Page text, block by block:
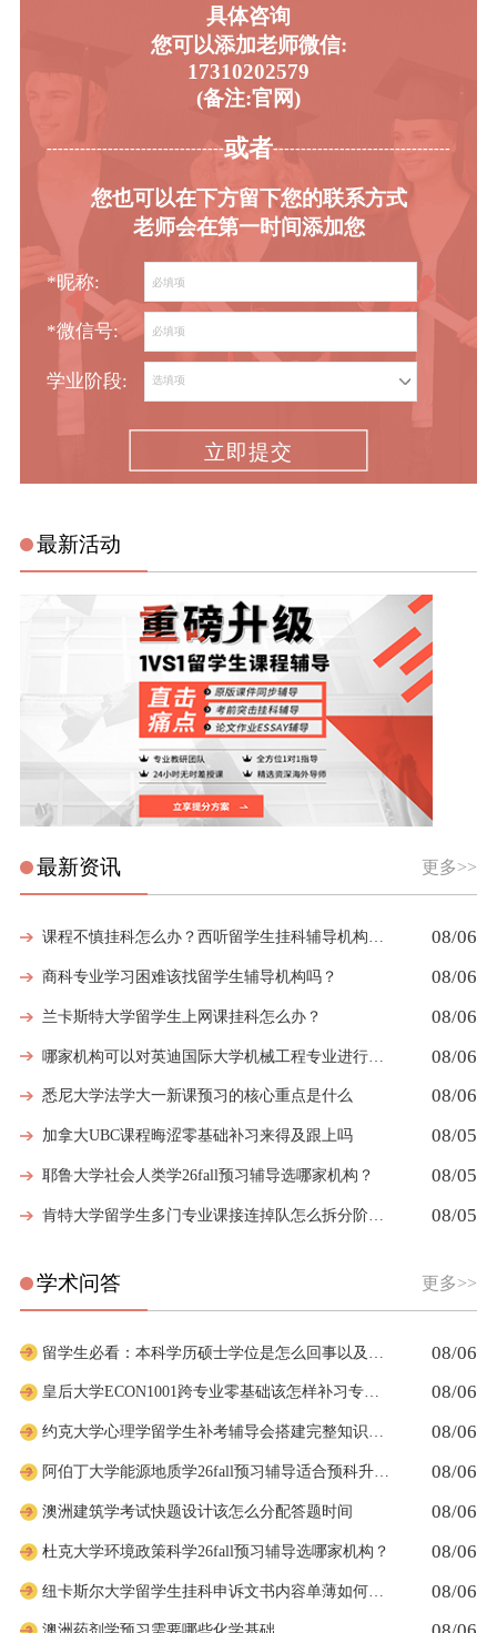
具体咨询
您可以添加老师微信:
17310202579
(备注:官网)
或者
您也可以在下方留下您的联系方式
老师会在第一时间添加您
*昵称:
*微信号:
学业阶段:
立即提交
最新活动
最新资讯 更多>>
课程不慎挂科怎么办？西听留学生挂科辅导机构教你如何高效挽救GPA 08/06
商科专业学习困难该找留学生辅导机构吗？ 08/06
兰卡斯特大学留学生上网课挂科怎么办？ 08/06
哪家机构可以对英迪国际大学机械工程专业进行留学生挂科辅导？ 08/06
悉尼大学法学大一新课预习的核心重点是什么 08/06
加拿大UBC课程晦涩零基础补习来得及跟上吗 08/05
耶鲁大学社会人类学26fall预习辅导选哪家机构？ 08/05
肯特大学留学生多门专业课接连掉队怎么拆分阶段性补习计划 08/05
学术问答 更多>>
08/06
皇后大学ECON1001跨专业零基础该怎样补习专业课 08/06
约克大学心理学留学生补考辅导会搭建完整知识体系框架吗 08/06
阿伯丁大学能源地质学26fall预习辅导适合预科升本科吗 08/06
澳洲建筑学考试快题设计该怎么分配答题时间 08/06
杜克大学环境政策科学26fall预习辅导选哪家机构？ 08/06
纽卡斯尔大学留学生挂科申诉文书内容单薄如何充实材料 08/06